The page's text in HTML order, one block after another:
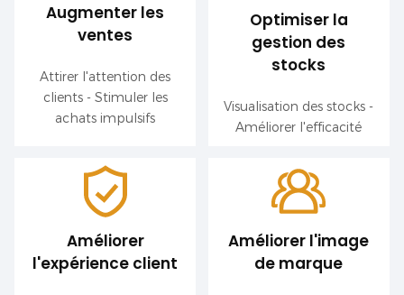
Augmenter les
ventes
Attirer l'attention des
clients - Stimuler les
achats impulsifs
Optimiser la
gestion des
stocks
Visualisation des stocks -
Améliorer l'efficacité
Améliorer
l'expérience client
Améliorer l'image
de marque